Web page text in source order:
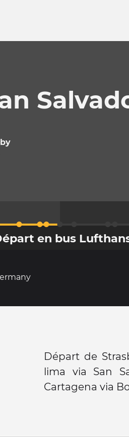
en bus
Départ de
lima via San
Cartagena via